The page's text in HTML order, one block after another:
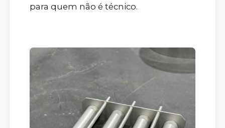
para quem não é técnico.